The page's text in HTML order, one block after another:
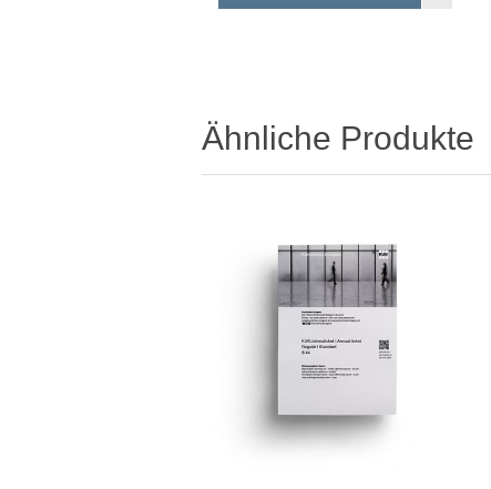
Ähnliche Produkte